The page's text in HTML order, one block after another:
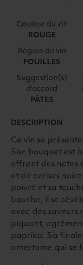
Couleur du vin
ROUGE
Région du vin
POUILLES
Suggestion(s)
d'accord
PÂTES
DESCRIPTION
Ce vin se
Son bouquet est
offrant des notes
et de cerises
poivré et sa
bouche, il se
avec des saveurs
piquant,
paprika. Sa
amertume qui se